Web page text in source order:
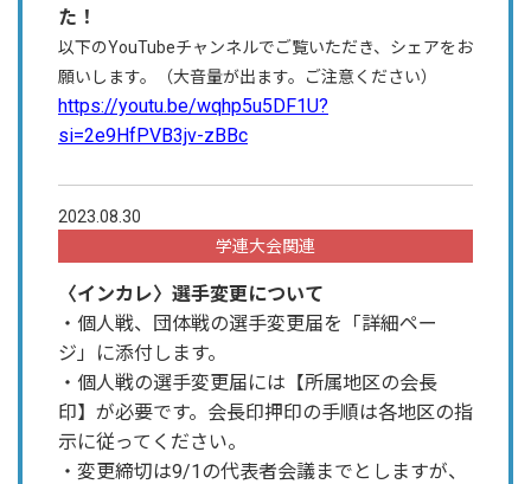
た！
以下のYouTubeチャンネルでご覧いただき、シェアをお
願いします。
（大音量が出ます。ご注意ください）
https://youtu.be/wqhp5u5DF1U?
si=2e9HfPVB3jv-zBBc
2023.08.30
学連大会関連
〈インカレ〉選手変更について
・個人戦、団体戦の選手変更届を「詳細ペー
ジ」に添付します。
・個人戦の選手変更届には【所属地区の会長
印】が必要です。会長印押印の手順は各地区の指
示に従ってください。
・変更締切は9/1の代表者会議までとしますが、